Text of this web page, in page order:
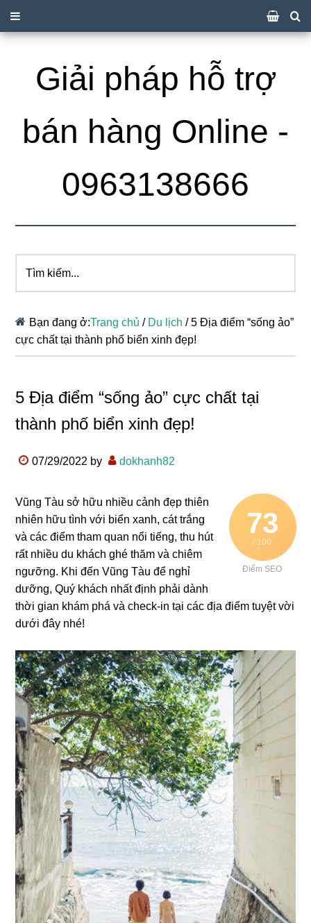
Giải pháp hỗ trợ
bán hàng Online -
0963138666
kiếm...
Bạn đang ở:Trang chủ / Du lịch /5 Địa điểm “sống ảo”
cực chất tại thành phố biển xinh đẹp!
5 Địa điểm “sống ảo” cực chất tại
thành phố biển xinh đẹp!
07/29/2022 by dokhanh82
73
/ 100
Điểm SEO
Vũng Tàu sở hữu nhiều cảnh đẹp thiên
nhiên hữu tình với biển xanh, cát trắng
và các điểm tham quan nổi tiếng, thu hút
rất nhiều du khách ghé thăm và chiêm
ngưỡng. Khi đến Vũng Tàu để nghỉ
dưỡng, Quý khách nhất định phải dành
thời gian khám phá và check-in tại các địa điểm tuyệt vời
dưới đây nhé!